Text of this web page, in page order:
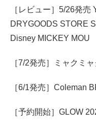
［レビュー］5/26発
DRYGOODS STORE
Disney MICKEY MOU
［7/2発売］ミャクミ
［6/1発売］Coleman
［予約開始］GLOW